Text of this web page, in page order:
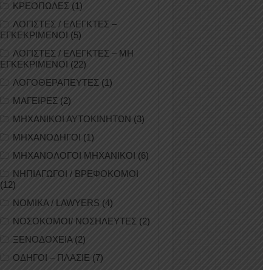
ΚΡΕΟΠΩΛΕΣ (1)
ΛΟΓΙΣΤΕΣ / ΕΛΕΓΚΤΕΣ –
ΕΓΚΕΚΡΙΜΕΝΟΙ (5)
ΛΟΓΙΣΤΕΣ / ΕΛΕΓΚΤΕΣ – ΜΗ
ΕΓΚΕΚΡΙΜΕΝΟΙ (22)
ΛΟΓΟΘΕΡΑΠΕΥΤΕΣ (1)
ΜΑΓΕΙΡΕΣ (2)
ΜΗΧΑΝΙΚΟΙ ΑΥΤΟΚΙΝΗΤΩΝ (3)
ΜΗΧΑΝΟΔΗΓΟΙ (1)
ΜΗΧΑΝΟΛΟΓΟΙ ΜΗΧΑΝΙΚΟΙ (6)
ΝΗΠΙΑΓΩΓΟΙ / ΒΡΕΦΟΚΟΜΟΙ
(12)
ΝΟΜΙΚΑ / LAWYERS (4)
ΝΟΣΟΚΟΜΟΙ/ ΝΟΣΗΛΕΥΤΕΣ (2)
ΞΕΝΟΔΟΧΕΙΑ(2)
ΟΔΗΓΟΙ – ΠΛΑΣΙΕ (7)